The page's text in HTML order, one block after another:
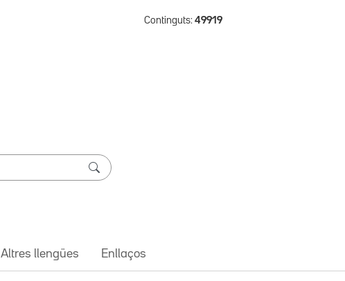
Continguts: 49919
Altres llengües Enllaços